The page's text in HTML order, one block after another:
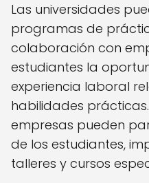
Las universidades
programas de
colaboración con
estudiantes la
experiencia laboral
habilidades
empresas pueden
de los estudiantes,
talleres y cursos